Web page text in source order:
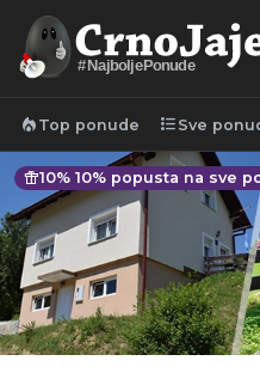
#NajboljePonude
local_fire_department Top ponude format_list_bulleted Sve
featured_seasonal_and_gifts10% 10% popusta na sve